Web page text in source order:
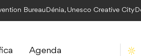
BureauDénia, Unesco Creative City
Agenda